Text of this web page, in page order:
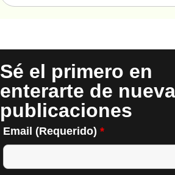
Sé el primero en
enterarte de
publicaciones
Email (Requerido) *